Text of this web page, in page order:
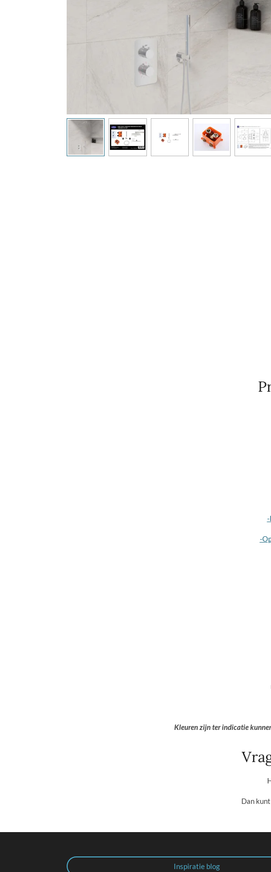
-
-
Kleuren zijn ter indicatie
Dan
Inspiratie blog